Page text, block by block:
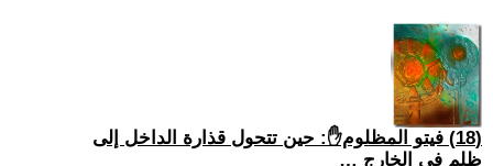
(18) فيتو المظلوم✋: حين تتحول قذارة الداخل إلى
ظلمٍ في الخارج …